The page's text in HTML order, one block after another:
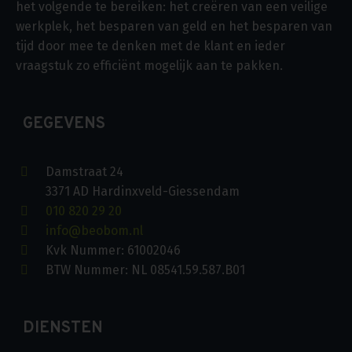
het volgende te bereiken: het creëren van een veilige
werkplek, het besparen van geld en het besparen van
tijd door mee te denken met de klant en ieder
vraagstuk zo efficiënt mogelijk aan te pakken.
GEGEVENS
Damstraat 24
3371 AD Hardinxveld-Giessendam
010 820 29 20
info@beobom.nl
Kvk Nummer: 61002046
BTW Nummer: NL 08541.59.587.B01
DIENSTEN